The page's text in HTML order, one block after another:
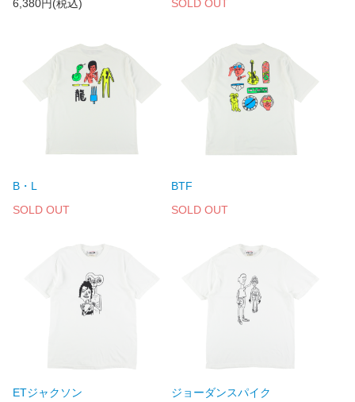
6,380円(税込) SOLD OUT
B・L
SOLD OUT
BTF
SOLD OUT
ETジャクソン
ジョーダンスパイク